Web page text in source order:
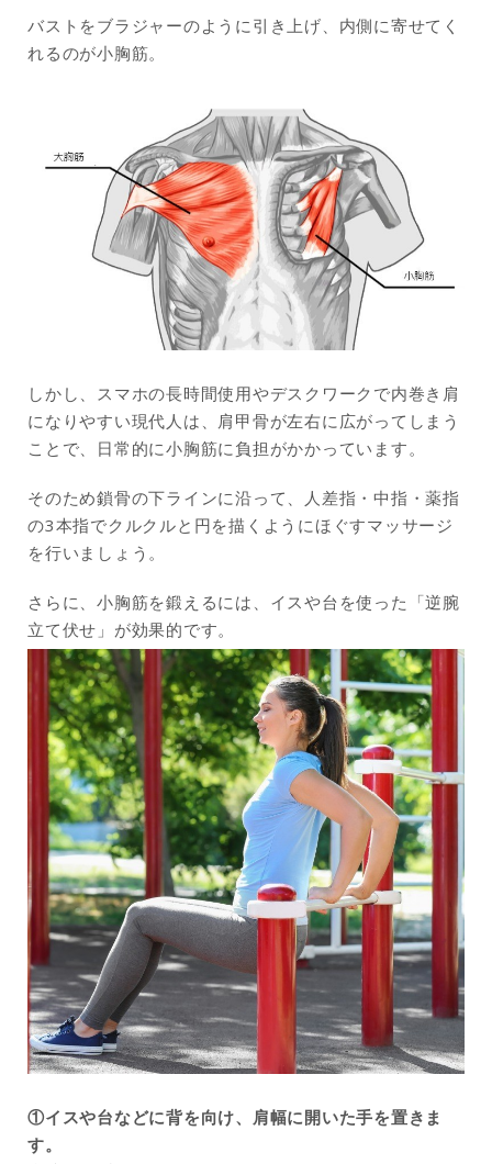
バストをブラジャーのように引き上げ、内側に寄せてく
れるのが小胸筋。
しかし、スマホの長時間使用やデスクワークで内巻き肩
になりやすい現代人は、肩甲骨が左右に広がってしまう
ことで、日常的に小胸筋に負担がかかっています。
そのため鎖骨の下ラインに沿って、人差指・中指・薬指
の3本指でクルクルと円を描くようにほぐすマッサージ
を行いましょう。
さらに、小胸筋を鍛えるには、イスや台を使った「逆腕
立て伏せ」が効果的です。
①イスや台などに背を向け、肩幅に開いた手を置きま
す。